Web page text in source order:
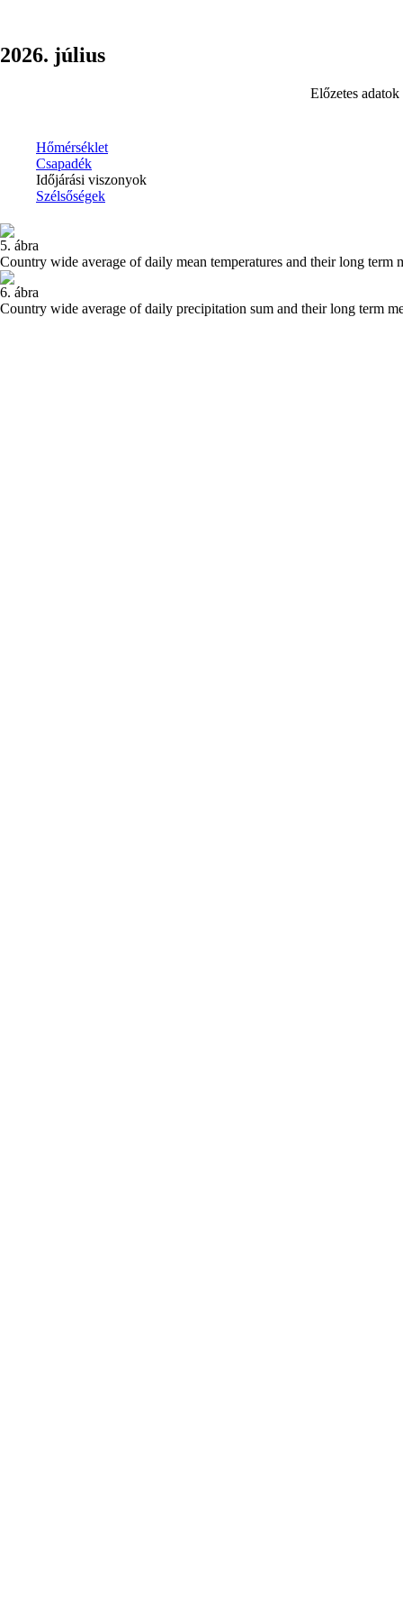
2026. július
Előzetes adatok
Hőmérséklet
Csapadék
Időjárási viszonyok
Szélsőségek
5. ábra
Country wide average of daily mean temperatures and their long term
6. ábra
Country wide average of daily precipitation sum and their long term